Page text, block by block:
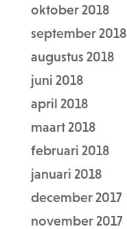
oktober 2018
september 2018
augustus 2018
juni 2018
april 2018
maart 2018
februari 2018
januari 2018
december 2017
november 2017